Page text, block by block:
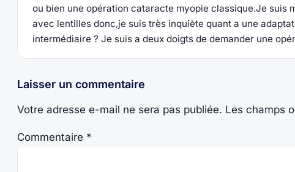
ou bien une opération cataracte myopie classique.Je suis
avec lentilles donc,je suis très inquiète quant a une
intermédiaire ? Je suis a deux doigts de demander une
Laisser un commentaire
Votre adresse e-mail ne sera pas publiée. Les champs
Commentaire *